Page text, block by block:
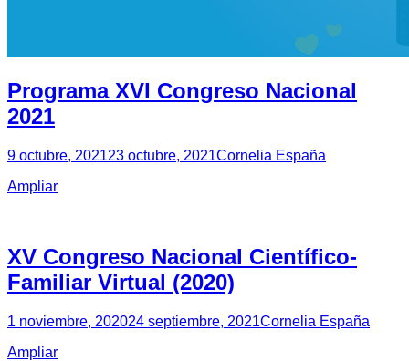
Programa XVI Congreso Nacional
2021
9 octubre, 202123 octubre, 2021Cornelia España
Ampliar
XV Congreso Nacional Científico-
Familiar Virtual (2020)
1 noviembre, 202024 septiembre, 2021Cornelia España
Ampliar